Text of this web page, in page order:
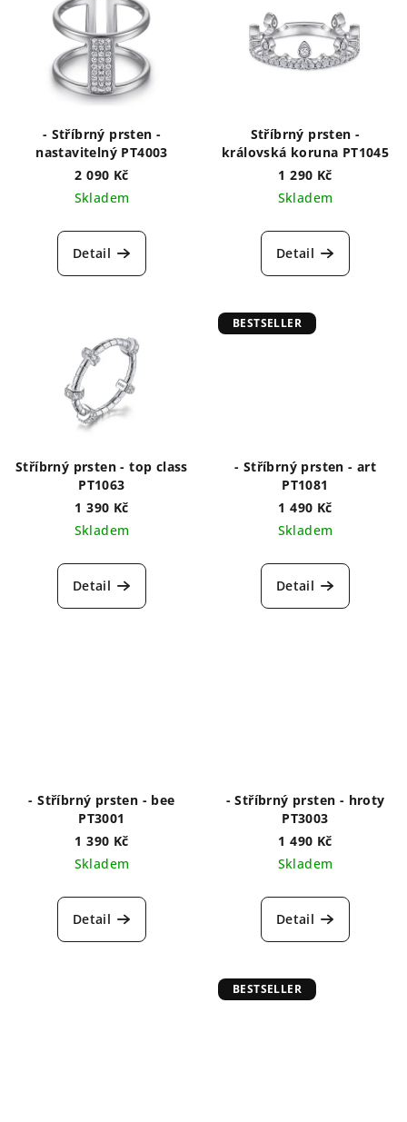
- Stříbrný prsten -
nastavitelný PT4003
2 090 Kč
Skladem
Detail
Stříbrný prsten -
královská koruna PT1045
1 290 Kč
Skladem
Detail
Stříbrný prsten - top class
PT1063
1 390 Kč
Skladem
Detail
BESTSELLER
- Stříbrný prsten - art
PT1081
1 490 Kč
Skladem
Detail
- Stříbrný prsten - bee
PT3001
1 390 Kč
Skladem
Detail
- Stříbrný prsten - hroty
PT3003
1 490 Kč
Skladem
Detail
BESTSELLER